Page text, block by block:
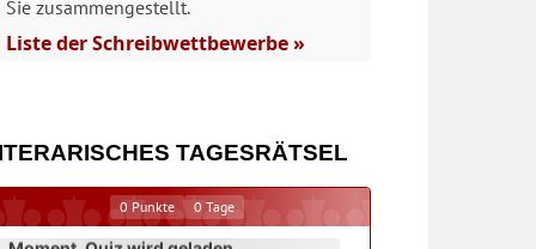
Sie zusammengestellt.
Liste der Schreibwettbewerbe »
TAGESRÄTSEL
0 Punkte 0 Tage